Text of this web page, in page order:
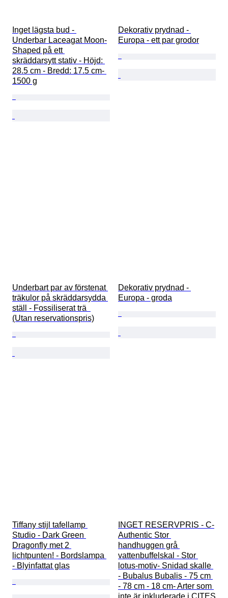
Inget lägsta bud -
Underbar Laceagat Moon-
Shaped på ett
skräddarsytt stativ - Höjd:
28.5 cm - Bredd: 17.5 cm-
1500 g
Dekorativ prydnad -
Europa - ett par grodor
Underbart par av förstenat
träkulor på skräddarsydda
ställ - Fossiliserat trä
(Utan reservationspris)
Dekorativ prydnad -
Europa - groda
Tiffany stijl tafellamp
Studio - Dark Green
Dragonfly met 2
lichtpunten! - Bordslampa
- Blyinfattat glas
INGET RESERVPRIS - C-
Authentic Stor
handhuggen grå
vattenbuffelskal - Stor
lotus-motiv- Snidad skalle
- Bubalus Bubalis - 75 cm
- 78 cm - 18 cm- Arter som